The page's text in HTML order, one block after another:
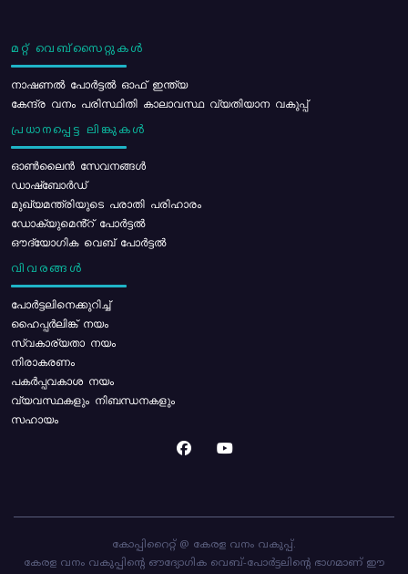
മറ്റ് വെബ്സൈറ്റുകൾ
നാഷണൽ പോർട്ടൽ ഓഫ് ഇന്ത്യ
കേന്ദ്ര വനം പരിസ്ഥിതി കാലാവസ്ഥ വ്യതിയാന വകുപ്പ്
പ്രധാനപ്പെട്ട ലിങ്കുകൾ
ഓൺലൈൻ സേവനങ്ങൾ
ഡാഷ്ബോർഡ്
മുഖ്യമന്ത്രിയുടെ പരാതി പരിഹാരം
ഡോക്യുമെൻ്റ് പോർട്ടൽ
ഔദ്യോഗിക വെബ് പോർട്ടൽ
വിവരങ്ങൾ
പോര്‍ട്ടലിനെക്കുറിച്ച്
ഹൈപ്പർലിങ്ക് നയം
സ്വകാര്യതാ നയം
നിരാകരണം
പകർപ്പവകാശ നയം
വ്യവസ്ഥകളും നിബന്ധനകളും
സഹായം
കോപ്പിറൈറ്റ് @ കേരള വനം വകുപ്പ്.
കേരള വനം വകുപ്പിന്റെ ഔദ്യോഗിക വെബ്-പോർട്ടലിന്റെ ഭാഗമാണ് ഈ